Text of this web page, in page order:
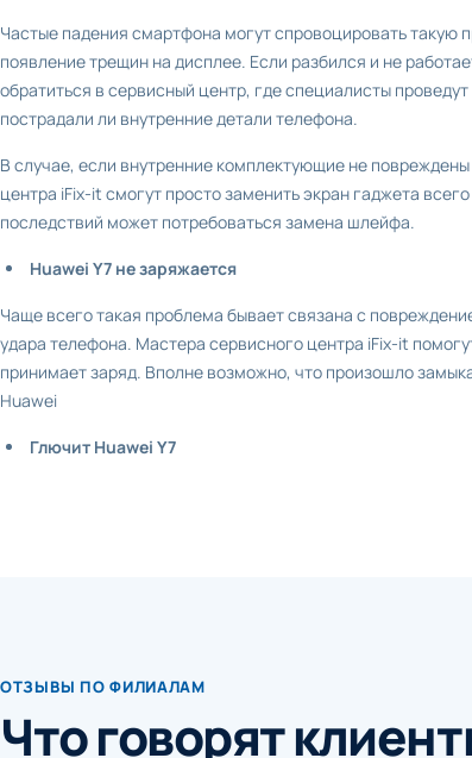
Частые падения смартфона могут спровоцировать такую
появление трещин на дисплее. Если разбился и не
обратиться в сервисный центр, где специалисты
пострадали ли внутренние детали телефона.
В случае, если внутренние комплектующие не
центра iFix-it смогут просто заменить экран гаджета
последствий может потребоваться замена шлейфа.
Huawei Y7 не заряжается
Чаще всего такая проблема бывает связана с
удара телефона. Мастера сервисного центра iFix-it
принимает заряд. Вполне возможно, что произошло
Huawei
Глючит Huawei Y7
ОТЗЫВЫ ПО ФИЛИАЛАМ
Что говорят